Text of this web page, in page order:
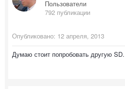
Пользователи
792 публикации
Опубликовано: 12 апреля, 2013
Думаю стоит попробовать другую SD.